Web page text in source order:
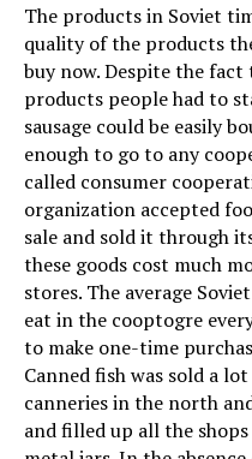
The products in Soviet
quality of the products
buy now. Despite the
products people had to
sausage could be easily
enough to go to any
called consumer
organization accepted
sale and sold it through
these goods cost much
stores. The average
eat in the cooptogre
to make one-time
Canned fish was sold a
canneries in the north
and filled up all the